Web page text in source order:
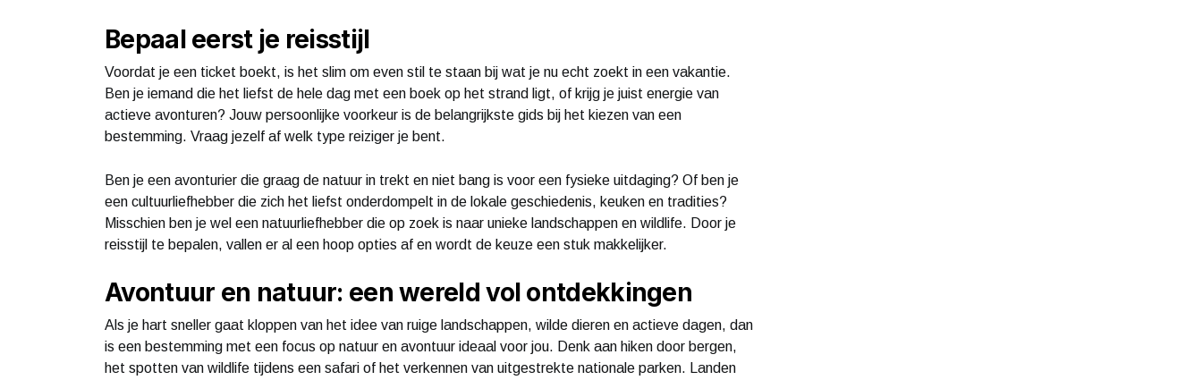
Bepaal eerst je reisstijl
Voordat je een ticket boekt, is het slim om even stil te staan bij wat je nu echt zoekt in een vakantie.
Ben je iemand die het liefst de hele dag met een boek op het strand ligt, of krijg je juist energie van
actieve avonturen? Jouw persoonlijke voorkeur is de belangrijkste gids bij het kiezen van een
bestemming. Vraag jezelf af welk type reiziger je bent.
Ben je een avonturier die graag de natuur in trekt en niet bang is voor een fysieke uitdaging? Of ben je
een cultuurliefhebber die zich het liefst onderdompelt in de lokale geschiedenis, keuken en tradities?
Misschien ben je wel een natuurliefhebber die op zoek is naar unieke landschappen en wildlife. Door je
reisstijl te bepalen, vallen er al een hoop opties af en wordt de keuze een stuk makkelijker.
Avontuur en natuur: een wereld vol ontdekkingen
Als je hart sneller gaat kloppen van het idee van ruige landschappen, wilde dieren en actieve dagen, dan
is een bestemming met een focus op natuur en avontuur ideaal voor jou. Denk aan hiken door bergen,
het spotten van wildlife tijdens een safari of het verkennen van uitgestrekte nationale parken. Landen